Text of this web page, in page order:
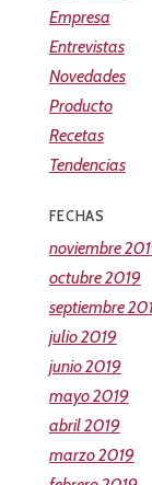
Empresa
Entrevistas
Novedades
Producto
Recetas
Tendencias
FECHAS
noviembre
octubre 2019
septiembre
julio 2019
junio 2019
mayo 2019
abril 2019
marzo 2019